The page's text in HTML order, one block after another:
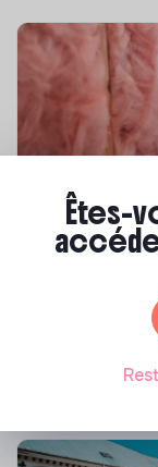
Compétences
Êtes-